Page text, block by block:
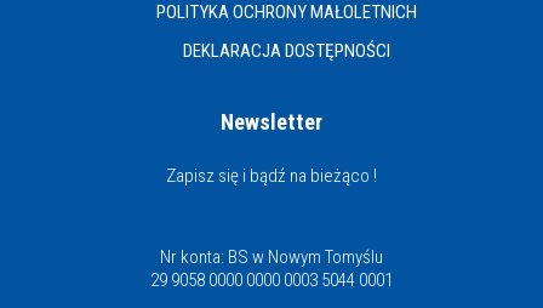
POLITYKA OCHRONY MAŁOLETNICH
DEKLARACJA DOSTĘPNOŚCI
Newsletter
Zapisz się i bądź na bieżąco !
Nr konta: BS w Nowym Tomyślu
29 9058 0000 0000 0003 5044 0001